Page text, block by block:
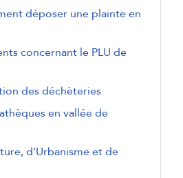
déposer une plainte en
concernant le PLU de
des déchèteries
en vallée de
d'Urbanisme et de